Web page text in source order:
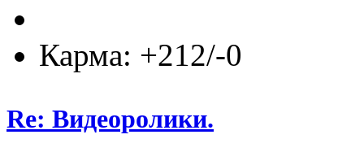
Карма: +212/-0
Re: Видеоролики.